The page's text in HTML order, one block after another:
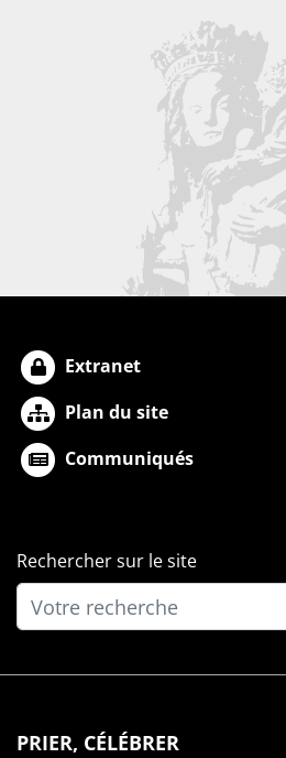
Extranet
Plan du site
Communiqués
Rechercher sur le site
PRIER, CÉLÉBRER